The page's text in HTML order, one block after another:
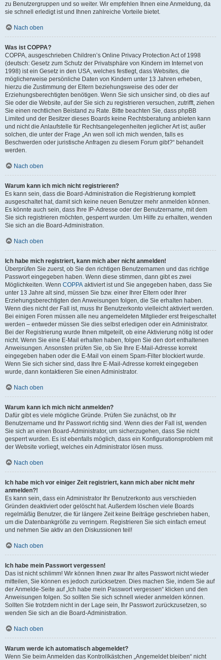
zu Benutzergruppen und so weiter. Wir empfehlen Ihnen eine Anmeldung, da
sie schnell erledigt ist und Ihnen zahlreiche Vorteile bietet.
Nach oben
Was ist COPPA?
COPPA, ausgeschrieben Children’s Online Privacy Protection Act of 1998
(deutsch: Gesetz zum Schutz der Privatsphäre von Kindern im Internet von
1998) ist ein Gesetz in den USA, welches festlegt, dass Websites, die
möglicherweise persönliche Daten von Kindern unter 13 Jahren erheben,
hierzu die Zustimmung der Eltern beziehungsweise des oder der
Erziehungsberechtigten benötigen. Wenn Sie sich unsicher sind, ob dies auf
Sie oder die Website, auf der Sie sich zu registrieren versuchen, zutrifft, ziehen
Sie einen rechtlichen Beistand zu Rate. Bitte beachten Sie, dass phpBB
Limited und der Besitzer dieses Boards keine Rechtsberatung anbieten kann
und nicht die Anlaufstelle für Rechtsangelegenheiten jeglicher Art ist; außer
solchen, die unter der Frage „An wen soll ich mich wenden, falls es
Beschwerden oder juristische Anfragen zu diesem Forum gibt?“ behandelt
werden.
Nach oben
Warum kann ich mich nicht registrieren?
Es kann sein, dass die Board-Administration die Registrierung komplett
ausgeschaltet hat, damit sich keine neuen Benutzer mehr anmelden können.
Es könnte auch sein, dass Ihre IP-Adresse oder der Benutzername, mit dem
Sie sich registrieren möchten, gesperrt wurden. Um Hilfe zu erhalten, wenden
Sie sich an die Board-Administration.
Nach oben
Ich habe mich registriert, kann mich aber nicht anmelden!
Überprüfen Sie zuerst, ob Sie den richtigen Benutzernamen und das richtige
Passwort eingegeben haben. Wenn diese stimmen, dann gibt es zwei
Möglichkeiten. Wenn COPPA aktiviert ist und Sie angegeben haben, dass Sie
unter 13 Jahre alt sind, müssen Sie bzw. einer Ihrer Eltern oder Ihrer
Erziehungsberechtigten den Anweisungen folgen, die Sie erhalten haben.
Wenn dies nicht der Fall ist, muss Ihr Benutzerkonto vielleicht aktiviert werden.
Bei einigen Foren müssen alle neu angemeldeten Mitglieder erst freigeschaltet
werden – entweder müssen Sie dies selbst erledigen oder ein Administrator.
Bei der Registrierung wurde Ihnen mitgeteilt, ob eine Aktivierung nötig ist oder
nicht. Wenn Sie eine E-Mail erhalten haben, folgen Sie den dort enthaltenen
Anweisungen. Ansonsten prüfen Sie, ob Sie Ihre E-Mail-Adresse korrekt
eingegeben haben oder die E-Mail von einem Spam-Filter blockiert wurde.
Wenn Sie sich sicher sind, dass Ihre E-Mail-Adresse korrekt eingegeben
wurde, dann kontaktieren Sie einen Administrator.
Nach oben
Warum kann ich mich nicht anmelden?
Dafür gibt es viele mögliche Gründe. Prüfen Sie zunächst, ob Ihr
Benutzername und Ihr Passwort richtig sind. Wenn dies der Fall ist, wenden
Sie sich an einen Board-Administrator, um sicherzugehen, dass Sie nicht
gesperrt wurden. Es ist ebenfalls möglich, dass ein Konfigurationsproblem mit
der Website vorliegt, welches ein Administrator lösen muss.
Nach oben
Ich habe mich vor einiger Zeit registriert, kann mich aber nicht mehr
anmelden?!
Es kann sein, dass ein Administrator Ihr Benutzerkonto aus verschieden
Gründen deaktiviert oder gelöscht hat. Außerdem löschen viele Boards
regelmäßig Benutzer, die für längere Zeit keine Beiträge geschrieben haben,
um die Datenbankgröße zu verringern. Registrieren Sie sich einfach erneut
und nehmen Sie aktiv an den Diskussionen teil!
Nach oben
Ich habe mein Passwort vergessen!
Das ist nicht schlimm! Wir können Ihnen zwar Ihr altes Passwort nicht wieder
mitteilen, Sie können es jedoch zurücksetzen. Dies machen Sie, indem Sie auf
der Anmelde-Seite auf „Ich habe mein Passwort vergessen“ klicken und den
Anweisungen folgen. So sollten Sie sich schnell wieder anmelden können.
Sollten Sie trotzdem nicht in der Lage sein, Ihr Passwort zurückzusetzen, so
wenden Sie sich an die Board-Administration.
Nach oben
Warum werde ich automatisch abgemeldet?
Wenn Sie beim Anmelden das Kontrollkästchen „Angemeldet bleiben“ nicht